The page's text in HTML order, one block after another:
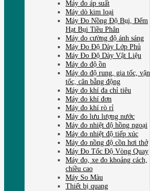
Máy đo áp suất
Máy dò kim loại
Máy Đo Nồng Độ Bụi, Đếm
Hạt Bụi Tiều Phân
Máy đo cường độ ánh sáng
Máy Đo Độ Dày Lớp Phủ
Máy Đo Độ Dày Vật Liệu
Máy đo độ ồn
Máy đo độ rung, gia tốc, vận
tốc, cân bằng động
Máy đo khí đa chỉ tiêu
Máy đo khí đơn
Máy đo khí rò rỉ
Máy đo lưu lượng nước
Máy đo nhiệt độ hồng ngoại
Máy đo nhiệt độ tiếp xúc
Máy đo nồng độ cồn hơi thở
Máy Đo Tốc Độ Vòng Quay
Máy đo, xe đo khoảng cách,
chiều cao
Máy So Màu
Thiết bị quang